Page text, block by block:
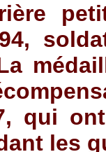
qui
les